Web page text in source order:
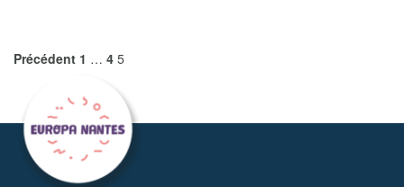
Précédent 1 … 4 5